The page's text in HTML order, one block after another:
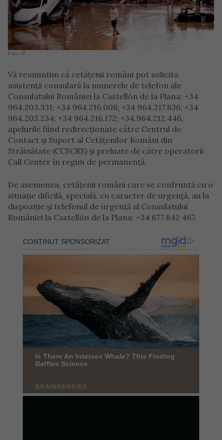
Foto: AP.
Vă reamintim că cetăţenii români pot solicita
asistenţă consulară la numerele de telefon ale
Consulatului României la Castellón de la Plana: +34
964.203.331; +34 964.216.008; +34 964.217.836; +34
964.203.234; +34 964.216.172; +34.964.212.446,
apelurile fiind redirecționate către Centrul de
Contact și Suport al Cetăţenilor Români din
Străinătate (CCSCRS) şi preluate de către operatorii
Call Center în regim de permanență.
De asemenea, cetăţenii români care se confruntă cu o
situaţie dificilă, specială, cu caracter de urgenţă, au la
dispoziţie şi telefonul de urgență al Consulatului
României la Castellón de la Plana: +34 677 842 467.